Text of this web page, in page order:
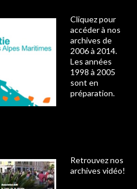
Cliquez pour
accéder à nos
archives de
2006 à 2014.
Les années
1998 à 2005
sont en
préparation.
Retrouvez nos
archives vidéo!